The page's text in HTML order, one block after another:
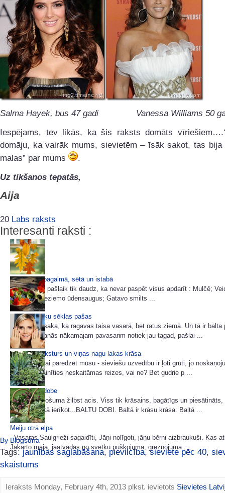
Salma Hayek, bus 47 gadi Vanessa Williams 50
Iespējams, tev likās, ka šis raksts domāts
domāju, ka vairāk mums, sievietēm – īsāk sakot, tas bija
malas” par mums
.
Uz tikšanos tepatās,
Aija
20 Labs raksts
Interesanti raksti :
Miķeļdiena pagalmā, sētā un istabā
Dārzā darbu pašlaik tik daudz, ka nevar paspēt visus apdarīt : Mulčē;
viršu dobi; Ieziemo ūdensaugus; Gatavo smilts ...
Ievācam puķu sēklas pašas
Veci ļaudis saka, ka ragavas taisa vasarā, bet ratus ziemā. Un tā ir balta
Arī gatavošanās nākamajam pavasarim notiek jau tagad, pašlai ...
Sievietes raksturs un viņas nagu lakas krāsa
Prognozēt vai paredzēt mūsu - sieviešu uzvedību ir ļoti grūti, jo
laikā var mainīties neskaitāmas reizes, vai ne? Bet gudrie p ...
Baltā puķu dobe
No rudens košuma žilbst acis. Viss tik krāsains, bagātīgs un piesātināts,
pastāstīšu kā ierīkot...BALTU DOBI. Baltā ir krāsu krāsa. Baltā ...
Meiju otrā elpa
Vasaras Saulgrieži sagaidīti, Jāņi nolīgoti, jāņu bērni aizbraukuši. Kas
Jākārto māja, jāatvadās no svētku pušķojuma, greznojuma. ...
By Blogsdna
Tags:jaunības saglabāšana,pievilcība,sieviete pēc 40,
skaistums
Ieraksts Monday, February 4th, 2013 plkst. ievietots Sievietes